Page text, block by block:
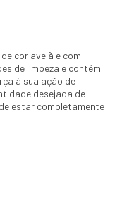
cor avelã e com
de limpeza e contém
à sua ação de
desejada de
estar completamente